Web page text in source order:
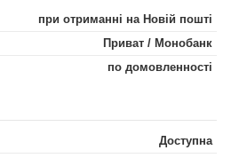
при отриманні на Новій пошті
Приват / Монобанк
по домовленності
Доступна